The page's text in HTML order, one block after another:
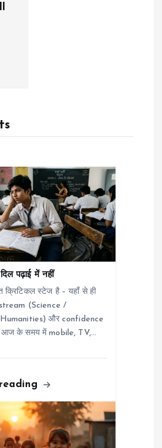
पढ़ाई में नहीं
क्रिटिकल स्टेज है – यहाँ से ही
(Science /
और confidence
आज के समय में mobile, TV,…